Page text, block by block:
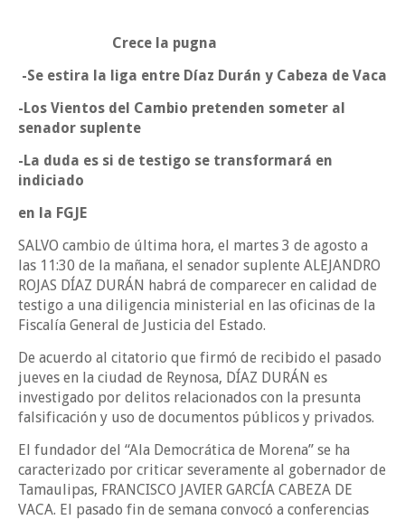
Crece la pugna
-Se estira la liga entre Díaz Durán y Cabeza de Vaca
-Los Vientos del Cambio pretenden someter al
senador suplente
-La duda es si de testigo se transformará en
indiciado
en la FGJE
SALVO cambio de última hora, el martes 3 de agosto a
las 11:30 de la mañana, el senador suplente ALEJANDRO
ROJAS DÍAZ DURÁN habrá de comparecer en calidad de
testigo a una diligencia ministerial en las oficinas de la
Fiscalía General de Justicia del Estado.
De acuerdo al citatorio que firmó de recibido el pasado
jueves en la ciudad de Reynosa, DÍAZ DURÁN es
investigado por delitos relacionados con la presunta
falsificación y uso de documentos públicos y privados.
El fundador del “Ala Democrática de Morena” se ha
caracterizado por criticar severamente al gobernador de
Tamaulipas, FRANCISCO JAVIER GARCÍA CABEZA DE
VACA. El pasado fin de semana convocó a conferencias